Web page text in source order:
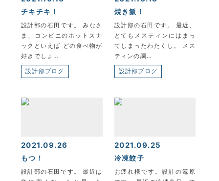
チキチキ！
設計部の石田です。 みなさ
ま、コンビニのホットスナ
ックといえば どの食べ物が
好きでしょ…
設計部ブログ
焼き飯！
設計部の石田です。 最近、
とてもメスティンにはまっ
てしまったわたくし。 メス
ティンの調…
設計部ブログ
2021.09.26
もつ！
設計部の石田です。 最近は
2021.09.25
冷凍餃子
お疲れ様です。設計の篭原